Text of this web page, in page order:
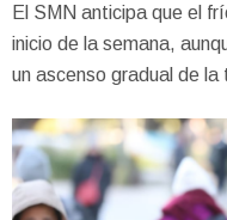
El SMN anticipa que el
inicio de la semana,
un ascenso gradual de la